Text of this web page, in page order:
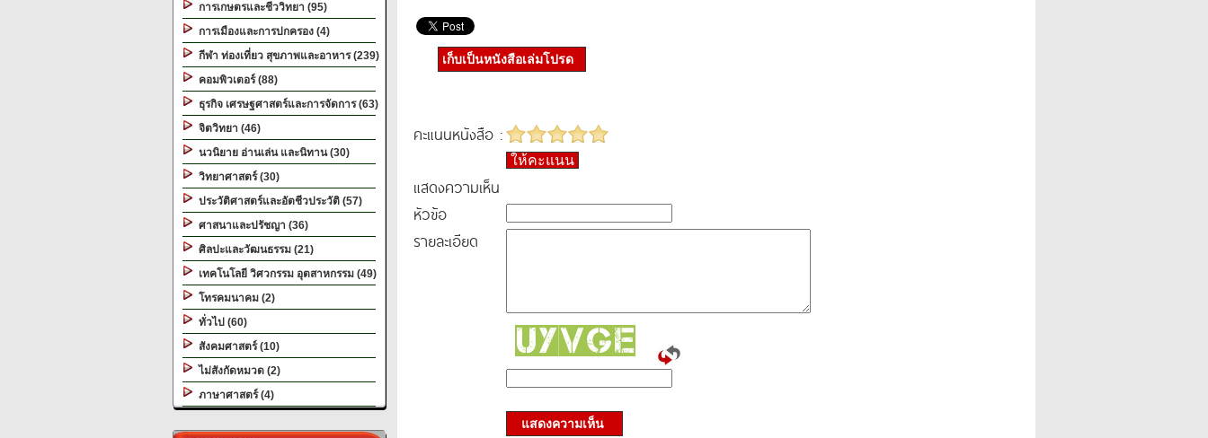
การเกษตรและชีววิทยา (95)
การเมืองและการปกครอง (4)
กีฬา ท่องเที่ยว สุขภาพและอาหาร (239)
คอมพิวเตอร์ (88)
ธุรกิจ เศรษฐศาสตร์และการจัดการ (63)
จิตวิทยา (46)
นวนิยาย อ่านเล่น และนิทาน (30)
วิทยาศาสตร์ (30)
ประวัติศาสตร์และอัตชีวประวัติ (57)
ศาสนาและปรัชญา (36)
ศิลปะและวัฒนธรรม (21)
เทคโนโลยี วิศวกรรม อุตสาหกรรม (49)
โทรคมนาคม (2)
ทั่วไป (60)
สังคมศาสตร์ (10)
ไม่สังกัดหมวด (2)
ภาษาศาสตร์ (4)
เก็บเป็นหนังสือเล่มโปรด
คะแนนหนังสือ :
ให้คะแนน
แสดงความเห็น
หัวข้อ
รายละเอียด
แสดงความเห็น